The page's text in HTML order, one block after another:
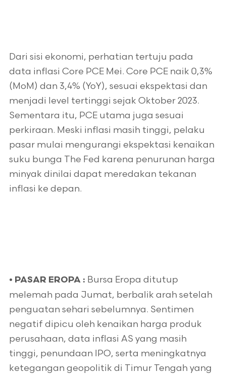
Dari sisi ekonomi, perhatian tertuju pada
data inflasi Core PCE Mei. Core PCE naik 0,3%
(MoM) dan 3,4% (YoY), sesuai ekspektasi dan
menjadi level tertinggi sejak Oktober 2023.
Sementara itu, PCE utama juga sesuai
perkiraan. Meski inflasi masih tinggi, pelaku
pasar mulai mengurangi ekspektasi kenaikan
suku bunga The Fed karena penurunan harga
minyak dinilai dapat meredakan tekanan
inflasi ke depan.
• PASAR EROPA : Bursa Eropa ditutup
melemah pada Jumat, berbalik arah setelah
penguatan sehari sebelumnya. Sentimen
negatif dipicu oleh kenaikan harga produk
perusahaan, data inflasi AS yang masih
tinggi, penundaan IPO, serta meningkatnya
ketegangan geopolitik di Timur Tengah yang